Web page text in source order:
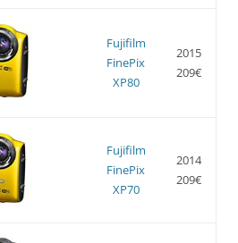
Fujifilm
FinePix
XP80
2015
209€
Fujifilm
FinePix
XP70
2014
209€